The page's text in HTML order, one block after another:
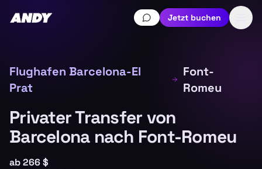
Jetzt buchen
Flughafen Barcelona-El
Prat
Font-
Romeu
Privater Transfer von
Barcelona nach Font-Romeu
ab266 $